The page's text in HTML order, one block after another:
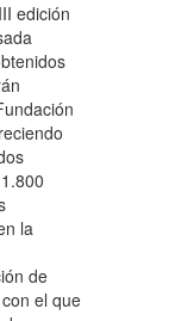
edición
la
de
el que